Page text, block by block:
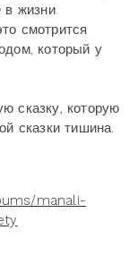
в жизни.
смотрится
который у
сказку, которую
сказки тишина.
manali-